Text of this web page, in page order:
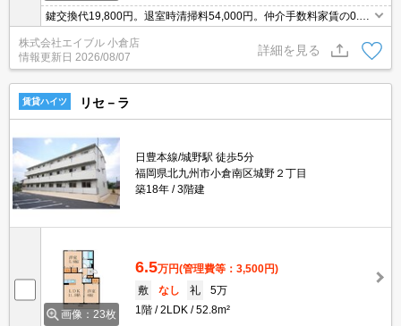
鍵交換代19,800円。退室時清掃料54,000円。仲介手数料家賃の0.55
株式会社エイブル 小倉店
情報更新日 2026/08/07
詳細を見る
賃貸ハイツ リセ－ラ
日豊本線/城野駅 徒歩5分
福岡県北九州市小倉南区城野２丁目
築18年
3階建
画像：23枚
6.5万円(管理費等：3,500円)
敷
なし 礼
5万
1階
2LDK 52.8m²